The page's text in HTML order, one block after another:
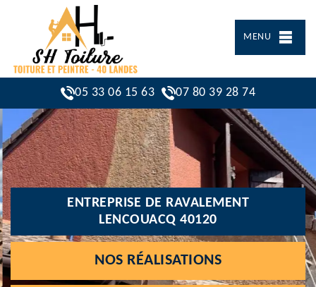
MENU
05 33 06 15 63 07 80 39 28 74
ENTREPRISE DE RAVALEMENT
LENCOUACQ 40120
NOS RÉALISATIONS